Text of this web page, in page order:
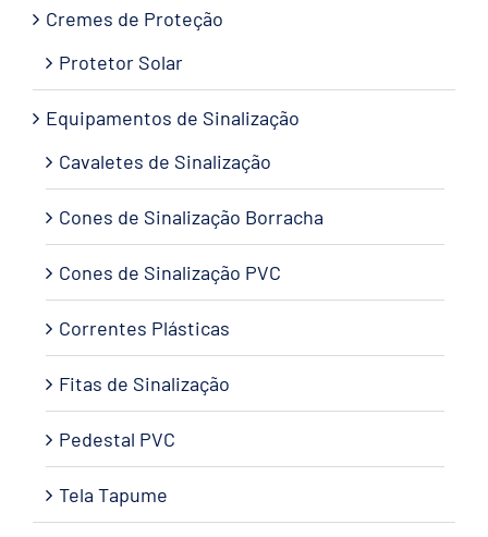
Cremes de Proteção
Protetor Solar
Equipamentos de Sinalização
Cavaletes de Sinalização
Cones de Sinalização Borracha
Cones de Sinalização PVC
Correntes Plásticas
Fitas de Sinalização
Pedestal PVC
Tela Tapume